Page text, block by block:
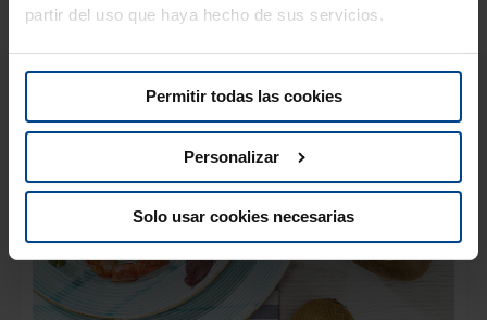
partir del uso que haya hecho de sus servicios.
Permitir todas las cookies
Personalizar
Solo usar cookies necesarias
También te podría
interesar...